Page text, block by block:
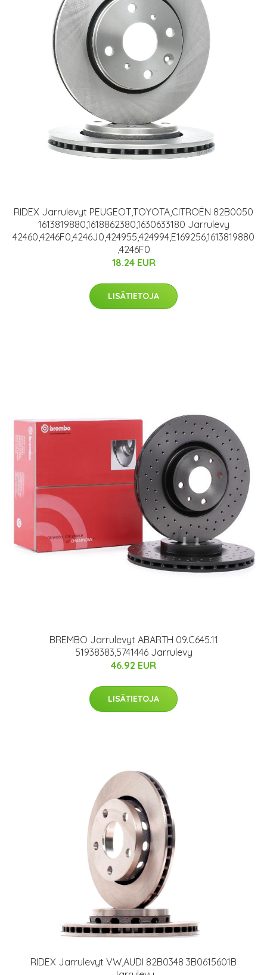
RIDEX Jarrulevyt PEUGEOT,TOYOTA,CITROËN 82B0050
1613819880,1618862380,1630633180 Jarrulevy
42460,4246F0,4246J0,424955,424994,E169256,1613819880
,4246F0
18.24 EUR
LISÄTIETOJA
BREMBO Jarrulevyt ABARTH 09.C645.11
51938383,5741446 Jarrulevy
46.92 EUR
LISÄTIETOJA
RIDEX Jarrulevyt VW,AUDI 82B0348 3B0615601B